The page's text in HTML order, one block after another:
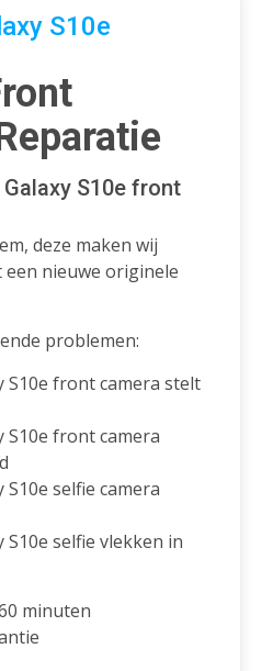
S10e
S10e front
deze maken wij
nieuwe originele
problemen:
S10e front camera stelt
S10e front camera
S10e selfie camera
S10e selfie vlekken in
minuten